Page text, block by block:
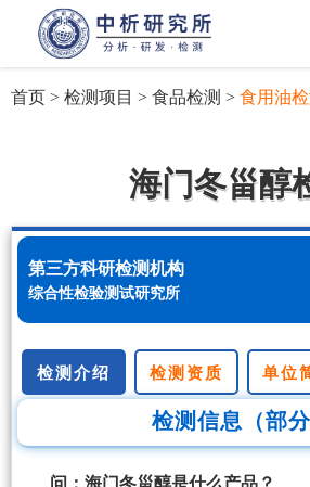
首页 > 检测项目 > 食品检测 > 食用油检
海门冬甾醇
第三方科研检测机构
综合性检验测试研究所
检测介绍 检测资质 单位
检测信息（部分